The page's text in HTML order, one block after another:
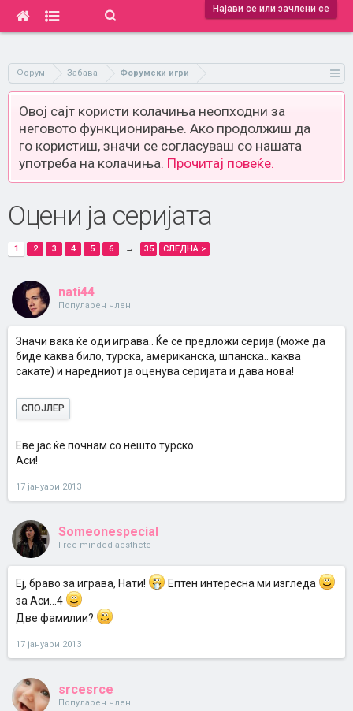
Најави се или зачлени се
Форум Забава Форумски игри
Овој сајт користи колачиња неопходни за
неговото функционирање. Ако продолжиш да
го користиш, значи се согласуваш со нашата
употреба на колачиња. Прочитај повеќе.
Оцени ја серијата
1 2 3 4 5 6 → 35 СЛЕДНА >
nati44
Популарен член
Значи вака ќе оди играва.. Ќе се предложи серија (може да
биде каква било, турска, американска, шпанска.. каква
сакате) и наредниот ја оценува серијата и дава нова!
СПОЈЛЕР
Еве јас ќе почнам со нешто турско
Аси!
17 јануари 2013
Someonespecial
Free-minded aesthete
Еј, браво за играва, Нати!
Ептен интересна ми изгледа
за Аси...4
Две фамилии?
17 јануари 2013
srcesrce
Популарен член